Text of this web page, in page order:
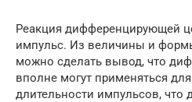
Реакция дифференцирующей
импульс. Из величины и
можно сделать вывод, что
вполне могут применяться
длительности импульсов, что